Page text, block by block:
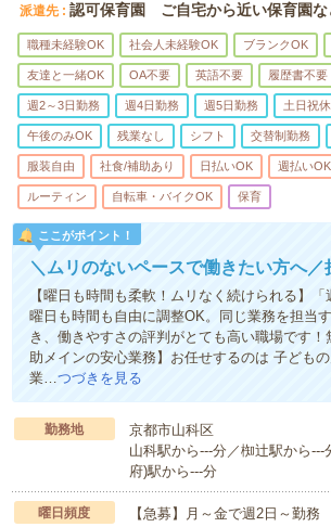
派遣先 認可保育園 ご自宅から近い保育園な
職種未経験OK 社会人未経験OK ブランクOK
友達と一緒OK OA不要 英語不要 履歴書不要
週2～3日勤務 週4日勤務 週5日勤務 土日祝休
午後のみOK 残業なし シフト 交替制勤務
服装自由 社食/補助あり 日払いOK 週払いOK
ルーティン 自転車・バイクOK 保育
ここがポイント！
＼ムリのないペースで働きたい方へ
【曜日も時間も柔軟！ムリなく続けられる】
曜日も時間も自由に調整OK。同じ業務を担当
き、働きやすさの評判がとても高い職場です
助メインの安心業務】お任せするのは 子ども
業…つづきを見る
勤務地
京都市山科区
山科駅から---分／椥辻駅から
府)駅から---分
曜日頻度 【急募】月～金で週2日～勤務